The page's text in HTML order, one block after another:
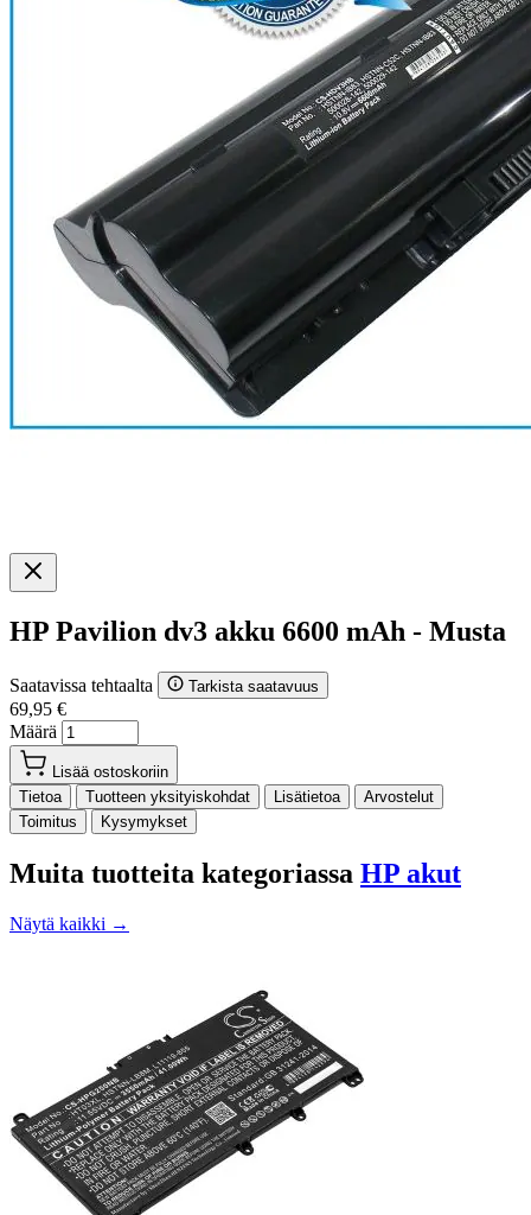
HP Pavilion dv3 akku 6600 mAh - Musta
Saatavissa tehtaalta Tarkista saatavuus
69,95 €
Määrä
Lisää ostoskoriin
Tietoa
Tuotteen yksityiskohdat Lisätietoa
Arvostelut
Toimitus
Kysymykset
Muita tuotteita kategoriassa HP akut
Näytä kaikki →